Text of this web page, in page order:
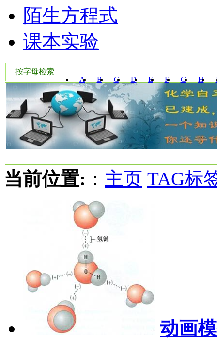
陌生方程式
课本实验
按字母检索
A
B C D E F G H
W Y
当前位置: ： 主页 TAG标
动画